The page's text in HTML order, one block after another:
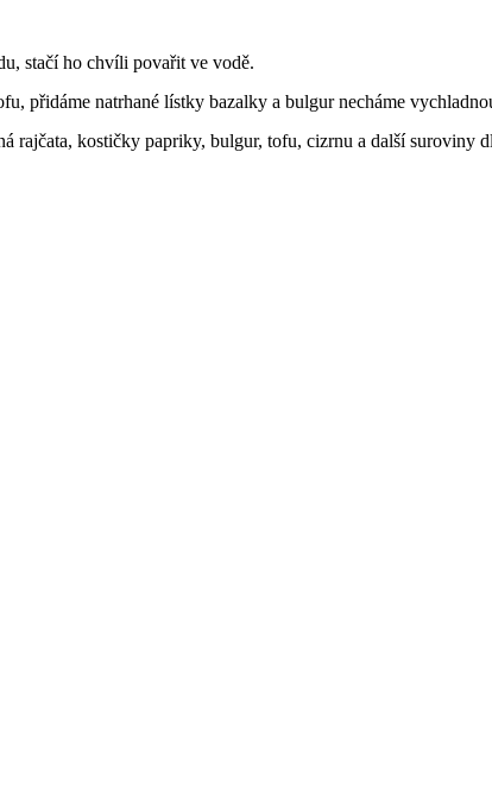
stačí ho chvíli povařit ve vodě.
přidáme natrhané lístky bazalky a bulgur necháme
rajčata, kostičky papriky, bulgur, tofu, cizrnu a další suroviny